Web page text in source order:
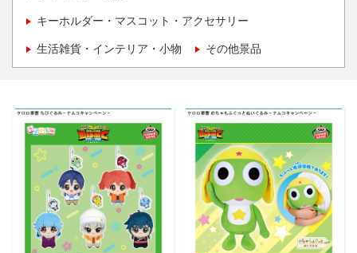
キーホルダー・マスコット・アクセサリー
生活雑貨・インテリア・小物 その他景品